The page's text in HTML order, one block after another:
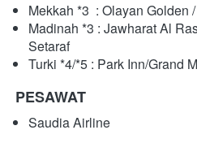
Mekkah *3  : Olayan Golden
Madinah *3 : Jawharat Al
Setaraf
Turki *4/*5 : Park Inn/Grand
PESAWAT
Saudia Airline